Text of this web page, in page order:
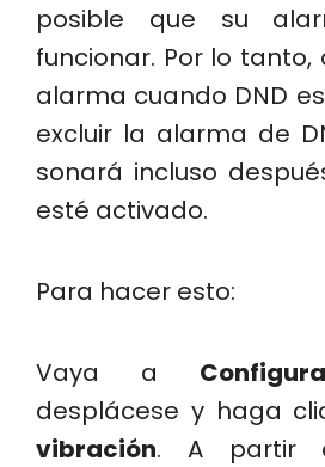
posible que su
funcionar. Por lo tanto,
alarma cuando DND
excluir la alarma de
sonará incluso
esté activado.
Para hacer esto:
Vaya a
desplácese y haga
vibración. A partir